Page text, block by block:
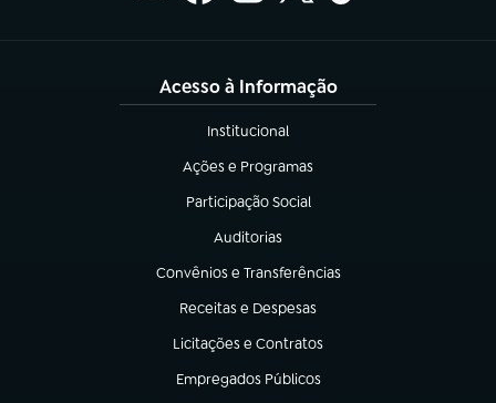
Acesso à Informação
Institucional
(abre em nova aba)
Ações e Programas
(abre em nova aba)
Participação Social
(abre em nova aba)
Auditorias
(abre em nova aba)
Convênios e Transferências
(abre em nova aba)
Receitas e Despesas
(abre em nova aba)
Licitações e Contratos
(abre em nova aba)
Empregados Públicos
(abre em nova aba)